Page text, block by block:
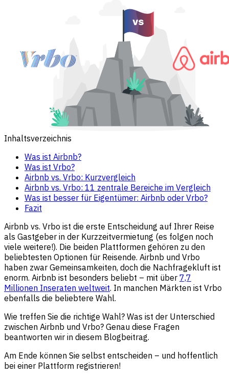
Inhaltsverzeichnis
Was ist Airbnb?
Was ist Vrbo?
Airbnb vs. Vrbo: Kurzvergleich
Airbnb vs. Vrbo: 11 zentrale Bereiche im Vergleich
Was ist besser für Eigentümer: Airbnb oder Vrbo?
Fazit
Airbnb vs. Vrbo ist die erste Entscheidung auf Ihrer Reise
als Gastgeber in der Kurzzeitvermietung (es folgen noch
viele weitere!). Die beiden Plattformen gehören zu den
beliebtesten Optionen für Reisende. Airbnb und Vrbo
haben zwar Gemeinsamkeiten, doch die Nachfragekluft ist
enorm. Airbnb ist besonders beliebt – mit über 7,7
Millionen Inseraten weltweit. In manchen Märkten ist Vrbo
ebenfalls die beliebtere Wahl.
Wie treffen Sie die richtige Wahl? Was ist der Unterschied
zwischen Airbnb und Vrbo? Genau diese Fragen
beantworten wir in diesem Blogbeitrag.
Am Ende können Sie selbst entscheiden – und hoffentlich
bei einer Plattform registrieren!